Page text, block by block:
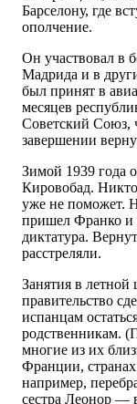
Барселону, где
ополчение.
Он участвовал в
Мадрида и в
был принят в
месяцев
Советский Союз,
завершении
Зимой 1939 года
Кировобад.
уже не поможет.
пришел Франко и
диктатура.
расстреляли.
Занятия в
правительство
испанцам
родственникам.
многие из их
Франции,
например,
сестра Леонор —